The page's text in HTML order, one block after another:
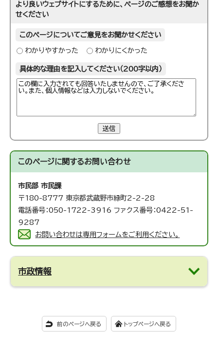
より良いウェブサイトにするために、ページのご感想をお聞か
せください
このページについてご意見をお聞かせください
わかりやすかった わかりにくかった
具体的な理由を記入してください（200字以内）
送信
このページに関するお問い合わせ
市民部 市民課
〒180-8777 東京都武蔵野市緑町2-2-28
電話番号：050-1722-3916 ファクス番号：0422-51-
9287
お問い合わせは専用フォームをご利用ください。
市政情報
前のページへ戻る トップページへ戻る